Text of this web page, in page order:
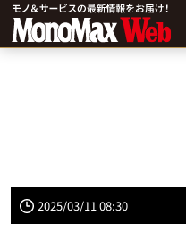
2025/03/11 08:30